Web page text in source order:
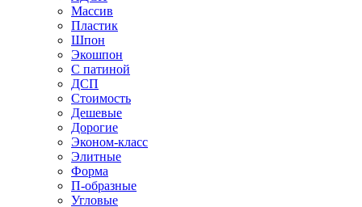
Массив
Пластик
Шпон
Экошпон
С патиной
ДСП
Стоимость
Дешевые
Дорогие
Эконом-класс
Элитные
Форма
П-образные
Угловые